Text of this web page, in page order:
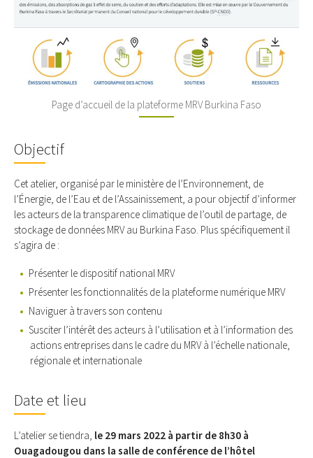
Page d’accueil de la plateforme MRV Burkina Faso
Objectif
Cet atelier, organisé par le ministère de l’Environnement, de
l’Énergie, de l’Eau et de l’Assainissement, a pour objectif d’informer
les acteurs de la transparence climatique de l’outil de partage, de
stockage de données MRV au Burkina Faso. Plus spécifiquement il
s’agira de :
Présenter le dispositif national MRV
Présenter les fonctionnalités de la plateforme numérique MRV
Naviguer à travers son contenu
Susciter l’intérêt des acteurs à l’utilisation et à l’information des
actions entreprises dans le cadre du MRV à l’échelle nationale,
régionale et internationale
Date et lieu
L’atelier se tiendra, le 29 mars 2022 à partir de 8h30 à
Ouagadougou dans la salle de conférence de l’hôtel